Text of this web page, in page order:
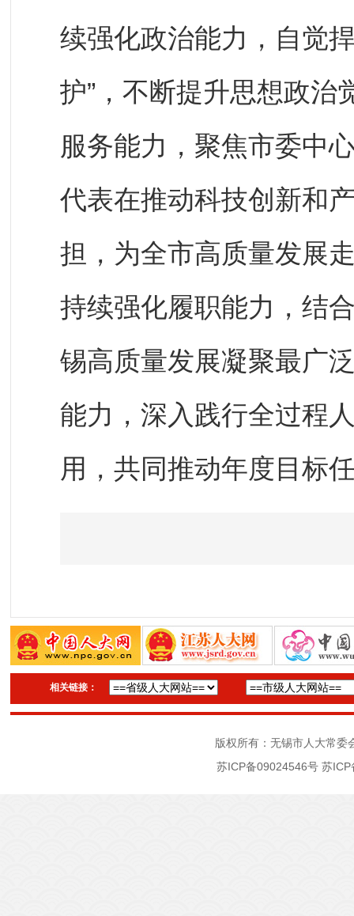
续强化政治能力，自觉
护”，不断提升思想政治
服务能力，聚焦市委中
代表在推动科技创新和
担，为全市高质量发展
持续强化履职能力，结
锡高质量发展凝聚最广
能力，深入践行全过程
用，共同推动年度目标
相关链接：
版权所有：无锡市人大常
苏ICP备09024546号 苏ICP